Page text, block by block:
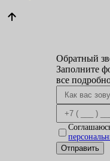
Обратный
Заполните
все
Отправить